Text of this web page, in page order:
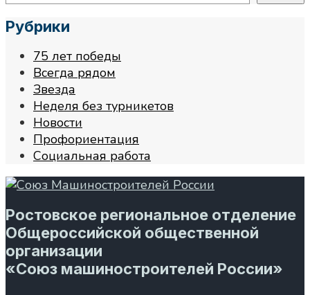
Рубрики
75 лет победы
Всегда рядом
Звезда
Неделя без турникетов
Новости
Профориентация
Социальная работа
Ростовское региональное отделение
Общероссийской общественной
организации
«Союз машиностроителей России»